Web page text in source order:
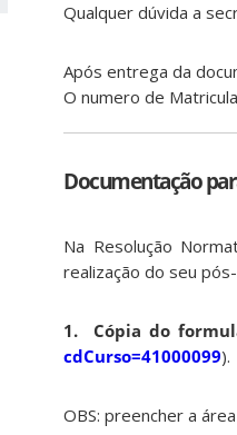
Qualquer dúvida a
Após entrega da
O numero de
Documentação
Na Resolução
realização do seu
1. Cópia do
cdCurso=41000099).
OBS: preencher a